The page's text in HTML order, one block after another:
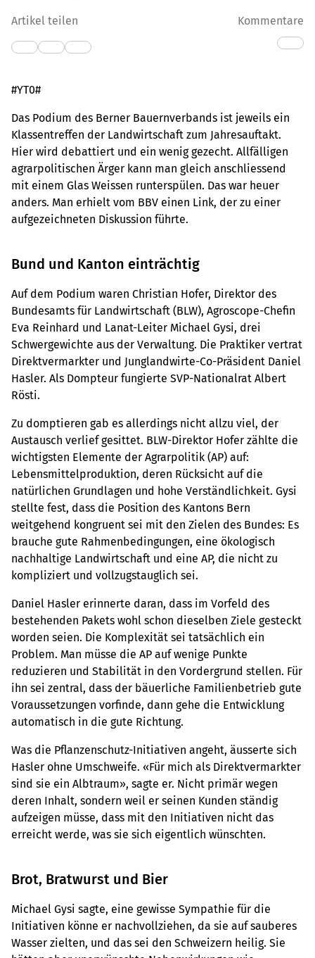
Artikel teilen Kommentare
#YT0#
Das Podium des Berner Bauernverbands ist jeweils ein
Klassentreffen der Landwirtschaft zum Jahresauftakt.
Hier wird debattiert und ein wenig gezecht. Allfälligen
agrarpolitischen Ärger kann man gleich anschliessend
mit einem Glas Weissen runterspülen. Das war heuer
anders. Man erhielt vom BBV einen Link, der zu einer
aufgezeichneten Diskussion führte.
Bund und Kanton einträchtig
Auf dem Podium waren Christian Hofer, Direktor des
Bundesamts für Landwirtschaft (BLW), Agroscope-Chefin
Eva Reinhard und Lanat-Leiter Michael Gysi, drei
Schwergewichte aus der Verwaltung. Die Praktiker vertrat
Direktvermarkter und Junglandwirte-Co-Präsident Daniel
Hasler. Als Dompteur fungierte SVP-Nationalrat Albert
Rösti.
Zu domptieren gab es allerdings nicht allzu viel, der
Austausch verlief gesittet. BLW-Direktor Hofer zählte die
wichtigsten Elemente der Agrarpolitik (AP) auf:
Lebensmittelproduktion, deren Rücksicht auf die
natürlichen Grundlagen und hohe Verständlichkeit. Gysi
stellte fest, dass die Position des Kantons Bern
weitgehend kongruent sei mit den Zielen des Bundes: Es
brauche gute Rahmenbedingungen, eine ökologisch
nachhaltige Landwirtschaft und eine AP, die nicht zu
kompliziert und vollzugstauglich sei.
Daniel Hasler erinnerte daran, dass im Vorfeld des
bestehenden Pakets wohl schon dieselben Ziele gesteckt
worden seien. Die Komplexität sei tatsächlich ein
Problem. Man müsse die AP auf wenige Punkte
reduzieren und Stabilität in den Vordergrund stellen. Für
ihn sei zentral, dass der bäuerliche Familienbetrieb gute
Voraussetzungen vorfinde, dann gehe die Entwicklung
automatisch in die gute Richtung.
Was die Pflanzenschutz-Initiativen angeht, äusserte sich
Hasler ohne Umschweife. «Für mich als Direktvermarkter
sind sie ein Albtraum», sagte er. Nicht primär wegen
deren Inhalt, sondern weil er seinen Kunden ständig
aufzeigen müsse, dass mit den Initiativen nicht das
erreicht werde, was sie sich eigentlich wünschten.
Brot, Bratwurst und Bier
Michael Gysi sagte, eine gewisse Sympathie für die
Initiativen könne er nachvollziehen, da sie auf sauberes
Wasser zielten, und das sei den Schweizern heilig. Sie